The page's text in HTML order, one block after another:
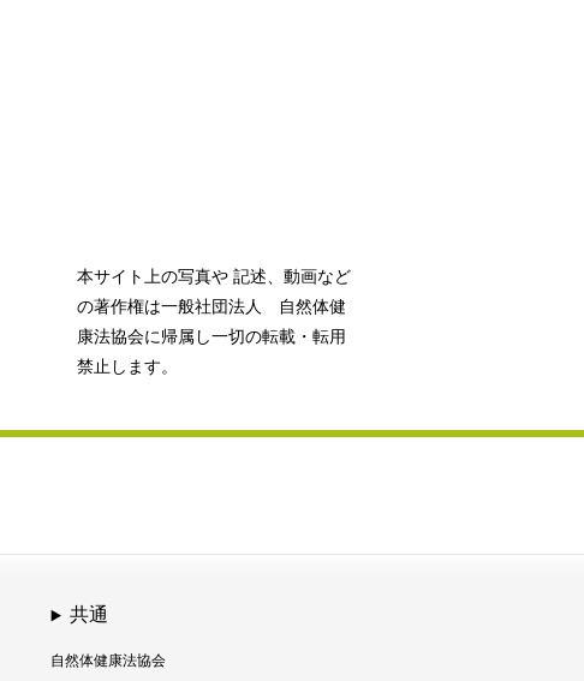
本サイト上の写真や 記述、動画など
の著作権は一般社団法人 自然体健
康法協会に帰属し一切の転載・転用
禁止します。
共通
自然体健康法協会